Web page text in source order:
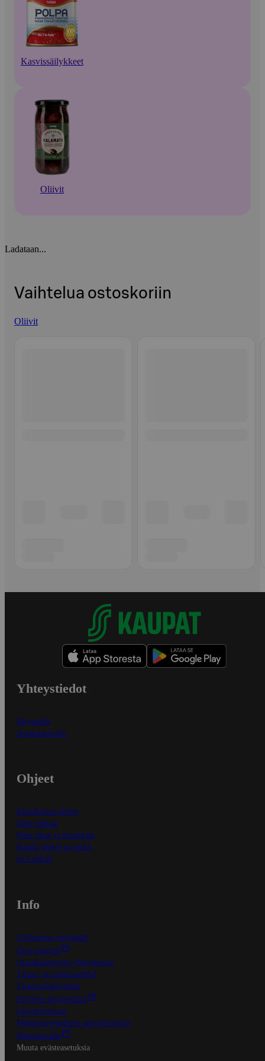
Kasvissäilykkeet
Oliivit
Ladataan...
Vaihtelua ostoskoriin
Oliivit
Yhteystiedot
Myymälät
Asiakaspalvelu
Ohjeet
Ensitilaajan ohjeet
Näin maksat
Näin tilaat ja muokkaat
Kaikki ohjeet ja vinkit
In English
Info
S-Business yrityksille
Oiva-raportit
Osuuskauppojen yhteystiedot
Tilaus- ja toimitusehdot
Tietosuojakäytäntö
Palvelun käyttöehdot
Saavutettavuus
Mobiilisovelluksen saavutettavuus
Mainostajalle
Muuta evästeasetuksia